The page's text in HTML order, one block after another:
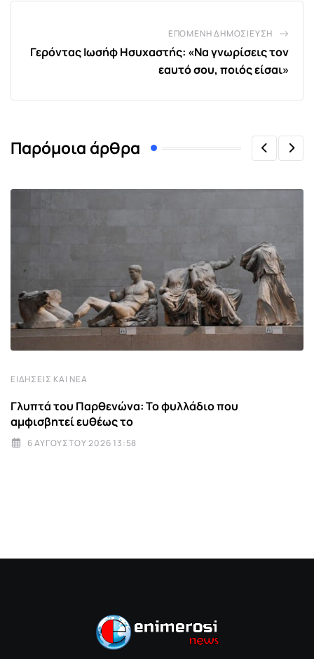
ΕΠΌΜΕΝΗ ΔΗΜΟΣΊΕΥΣΗ
Γερόντας Ιωσήφ Ησυχαστής: «Να γνωρίσεις τον
εαυτό σου, ποιός είσαι»
Παρόμοια άρθρα
ΕΙΔΉΣΕΙΣ ΚΑΙ ΝΈΑ
Γλυπτά του Παρθενώνα: Το φυλλάδιο που
αμφισβητεί ευθέως το
6 ΑΥΓΟΎΣΤΟΥ 2026 13:58